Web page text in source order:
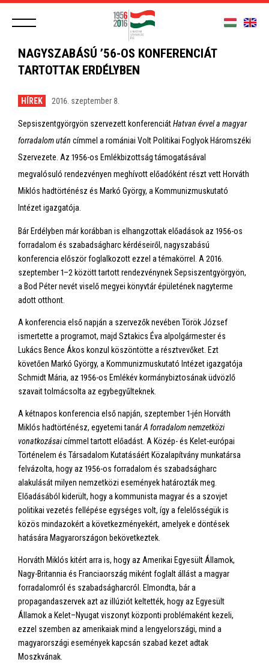
NAGYSZABÁSÚ ’56-OS KONFERENCIÁT
TARTOTTAK ERDÉLYBEN
HÍREK 2016. szeptember 8.
Sepsiszentgyörgyön szervezett konferenciátHatvan évvel a magyar
forradalom után címmel a romániai Volt Politikai Foglyok Háromszéki
Szervezete. Az 1956-os Emlékbizottság támogatásával
megvalósuló rendezvényen meghívott előadóként részt vett Horváth
Miklós hadtörténész és Markó György, a Kommunizmuskutató
Intézet igazgatója.
Bár Erdélyben már korábban is elhangzottak előadások az 1956-os
forradalom és szabadságharc kérdéseiről, nagyszabású
konferencia először foglalkozott ezzel a témakörrel. A 2016.
szeptember 1–2 között tartott rendezvénynek Sepsiszentgyörgyön,
a Bod Péter nevét viselő megyei könyvtár épületének nagyterme
adott otthont.
A konferencia első napján a szervezők nevében Török József
ismertette a programot, majd Sztakics Éva alpolgármester és
Lukács Bence Ákos konzul köszöntötte a résztvevőket. Ezt
követően Markó György, a Kommunizmuskutató Intézet igazgatója
Schmidt Mária, az 1956-os Emlékév kormánybiztosának üdvözlő
szavait tolmácsolta az egybegyűlteknek.
A kétnapos konferencia első napján, szeptember 1-jén Horváth
Miklós hadtörténész, egyetemi tanárA forradalom nemzetközi
vonatkozásaicímmel tartott előadást. A Közép- és Kelet-európai
Történelem és Társadalom Kutatásáért Közalapítvány munkatársa
felvázolta, hogy az 1956-os forradalom és szabadságharc
alakulását milyen nemzetközi események határozták meg.
Előadásából kiderült, hogy a kommunista magyar és a szovjet
politikai vezetés fellépése egységes volt, így a felelősségük is
közös mindazokért a következményekért, amelyek e döntések
hatására Magyarországon bekövetkeztek.
Horváth Miklós kitért arra is, hogy az Amerikai Egyesült Államok,
Nagy-Britannia és Franciaország miként foglalt állást a magyar
forradalomról és szabadságharcról. Elmondta, bár a
propagandaszervek azt az illúziót keltették, hogy az Egyesült
Államok a Kelet–Nyugat viszonyt központi problémaként kezeli,
ezzel szemben az amerikaiak mind a lengyelországi, mind a
magyarországi események kapcsán szabad kezet adtak
Moszkvának.